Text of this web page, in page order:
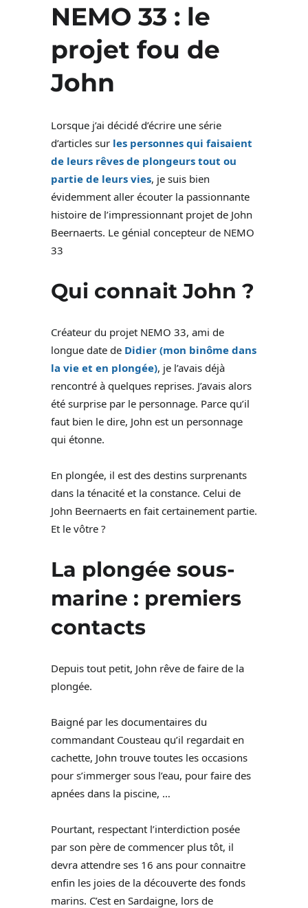
NEMO 33 : le
projet fou de
John
Lorsque j’ai décidé d’écrire une série
d’articles sur les personnes qui faisaient
de leurs rêves de plongeurs tout ou
partie de leurs vies, je suis bien
évidemment aller écouter la passionnante
histoire de l’impressionnant projet de John
Beernaerts. Le génial concepteur de NEMO
33
Qui connait John ?
Créateur du projet NEMO 33, ami de
longue date de Didier (mon binôme dans
la vie et en plongée), je l’avais déjà
rencontré à quelques reprises. J’avais alors
été surprise par le personnage. Parce qu’il
faut bien le dire, John est un personnage
qui étonne.
En plongée, il est des destins surprenants
dans la ténacité et la constance. Celui de
John Beernaerts en fait certainement partie.
Et le vôtre ?
La plongée sous-
marine : premiers
contacts
Depuis tout petit, John rêve de faire de la
plongée.
Baigné par les documentaires du
commandant Cousteau qu’il regardait en
cachette, John trouve toutes les occasions
pour s’immerger sous l’eau, pour faire des
apnées dans la piscine, …
Pourtant, respectant l’interdiction posée
par son père de commencer plus tôt, il
devra attendre ses 16 ans pour connaitre
enfin les joies de la découverte des fonds
marins. C’est en Sardaigne, lors de